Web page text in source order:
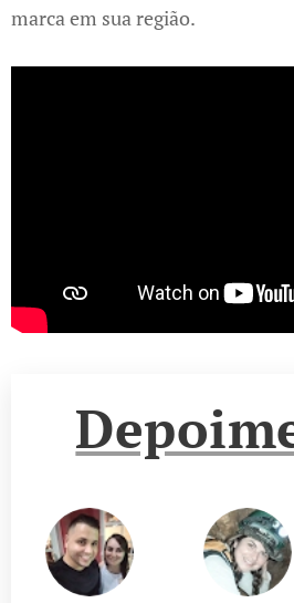
marca em sua região.